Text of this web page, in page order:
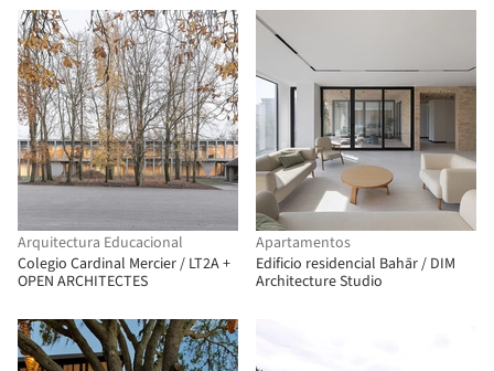
Arquitectura Educacional
Colegio Cardinal Mercier / LT2A +
OPEN ARCHITECTES
Apartamentos
Edificio residencial Bahār / DIM
Architecture Studio